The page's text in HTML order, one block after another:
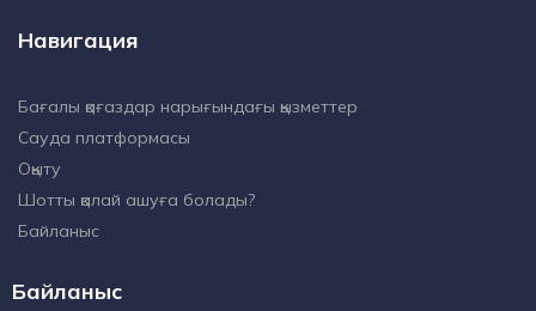
Навигация
Бағалы қағаздар нарығындағы қызметтер
Сауда платформасы
Оқыту
Шотты қалай ашуға болады?
Байланыс
Байланыс